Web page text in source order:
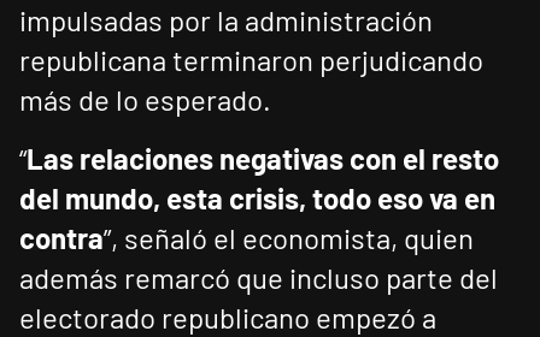
impulsadas por la administración
republicana terminaron perjudicando
más de lo esperado.
“Las relaciones negativas con el resto
del mundo, esta crisis, todo eso va en
contra”, señaló el economista, quien
además remarcó que incluso parte del
electorado republicano empezó a